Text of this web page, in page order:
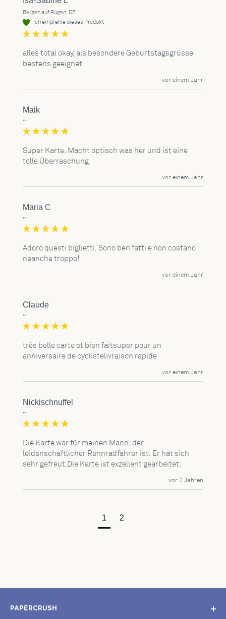
Bergen auf Rügen, DE
Ich empfehle dieses Produkt
alles total okay, als besondere Geburtstagsgrüsse
bestens geeignet
vor einem Jahr
Maik
""
Super Karte. Macht optisch was her und ist eine
tolle Überraschung.
vor einem Jahr
Maria C
""
Adoro questi biglietti. Sono ben fatti e non costano
neanche troppo!
vor einem Jahr
Claude
""
très belle carte et bien faitsuper pour un
anniversaire de cyclistelivraison rapide
vor einem Jahr
Nickischnuffel
""
Die Karte war für meinen Mann, der
leidenschaftlicher Rennradfahrer ist. Er hat sich
sehr gefreut.Die Karte ist exzellent gearbeitet.
vor 2 Jahren
1 2
PAPERCRUSH